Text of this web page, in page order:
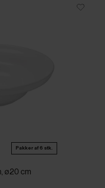
Pakker af 6 stk.
ø20 cm